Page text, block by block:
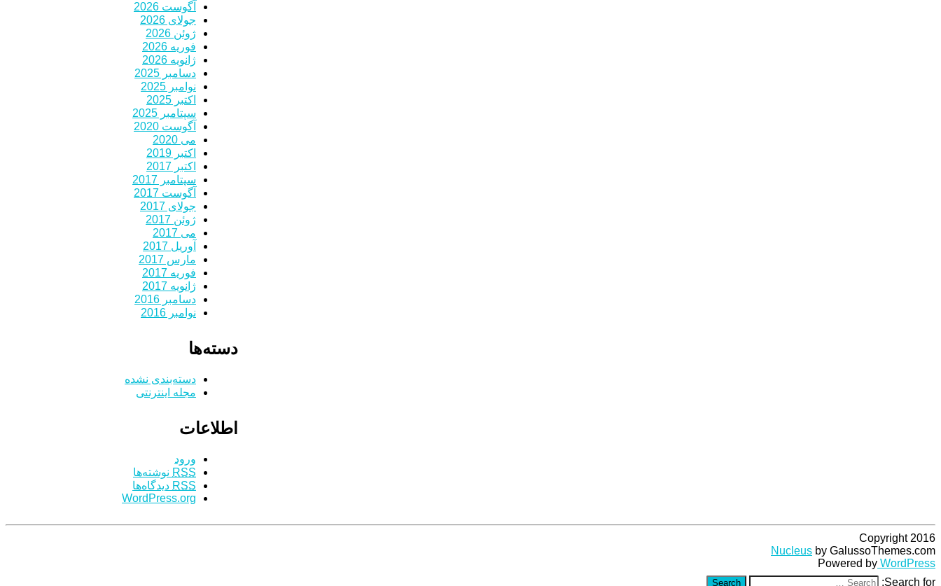
آگوست 2026
جولای 2026
ژوئن 2026
فوریه 2026
ژانویه 2026
دسامبر 2025
نوامبر 2025
اکتبر 2025
سپتامبر 2025
آگوست 2020
می 2020
اکتبر 2019
اکتبر 2017
سپتامبر 2017
آگوست 2017
جولای 2017
ژوئن 2017
می 2017
آوریل 2017
مارس 2017
فوریه 2017
ژانویه 2017
دسامبر 2016
نوامبر 2016
دسته‌ها
دسته‌بندی نشده
مجله اینترنتی
اطلاعات
ورود
RSS نوشته‌ها
RSS دیدگاه‌ها
WordPress.org
Copyright 2016
Nucleus by GalussoThemes.com
Powered by WordPress
Search for:
Search